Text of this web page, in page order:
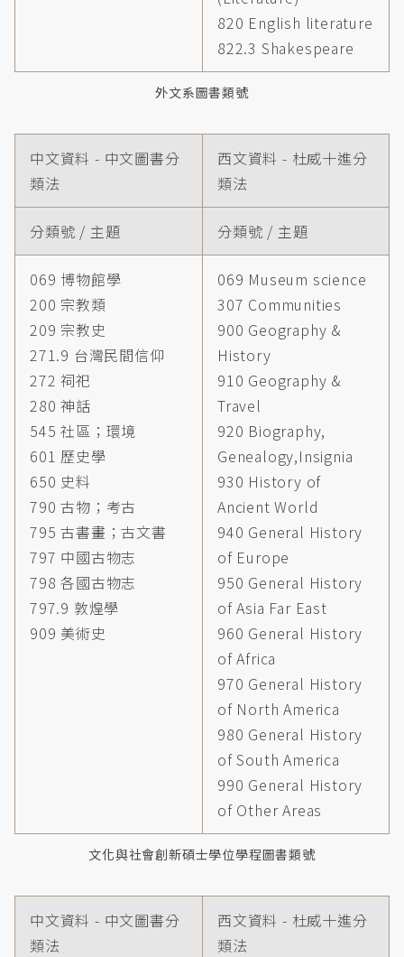
外文系圖書類號
820 English literature
822.3 Shakespeare
文化與社會創新碩士學位學程圖書類號
中文資料 - 中文圖書分
類法
西文資料 - 杜威十進分
類法
分類號 / 主題 分類號 / 主題
069 博物館學
200 宗教類
209 宗教史
271.9 台灣民間信仰
272 祠祀
280 神話
545 社區；環境
601 歷史學
650 史料
790 古物；考古
795 古書畫；古文書
797 中國古物志
798 各國古物志
797.9 敦煌學
909 美術史
069 Museum science
307 Communities
900 Geography &
History
910 Geography &
Travel
920 Biography,
Genealogy,Insignia
930 History of
Ancient World
940 General History
of Europe
950 General History
of Asia Far East
960 General History
of Africa
970 General History
of North America
980 General History
of South America
990 General History
of Other Areas
中文資料 - 中文圖書分
類法
西文資料 - 杜威十進分
類法